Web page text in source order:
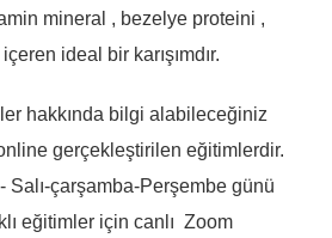
mineral , bezelye proteini ,
ideal bir karışımdır.
hakkında bilgi alabileceğiniz
gerçekleştirilen eğitimlerdir.
Salı-çarşamba-Perşembe günü
eğitimler için canlı Zoom